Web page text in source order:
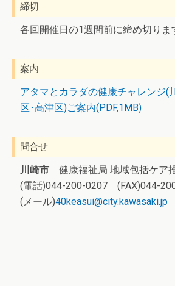
締切
各回開催日の1週間前に締め切りま
案内
アタマとカラダの健康チャレンジ(
区･高津区)ご案内(PDF,1MB)
問合せ
川崎市 健康福祉局 地域包括ケア
(電話)044-200-0207 (FAX)044-
(メール)40keasui@city.kawasaki.jp